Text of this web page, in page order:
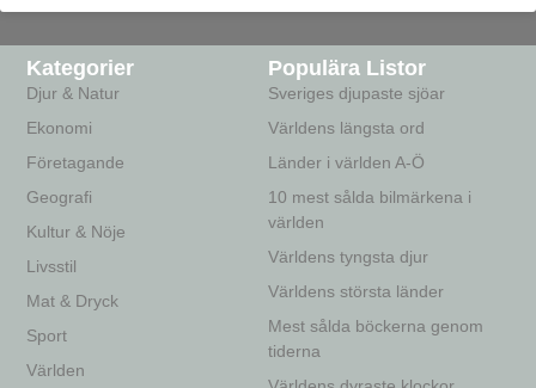
Populära Listor
Sveriges djupaste sjöar
Världens längsta ord
Länder i världen A-Ö
10 mest sålda bilmärkena i
världen
Världens tyngsta djur
Världens största länder
Mest sålda böckerna genom
tiderna
Kategorier
Djur & Natur
Ekonomi
Företagande
Geografi
Kultur & Nöje
Livsstil
Mat & Dryck
Sport
Världen